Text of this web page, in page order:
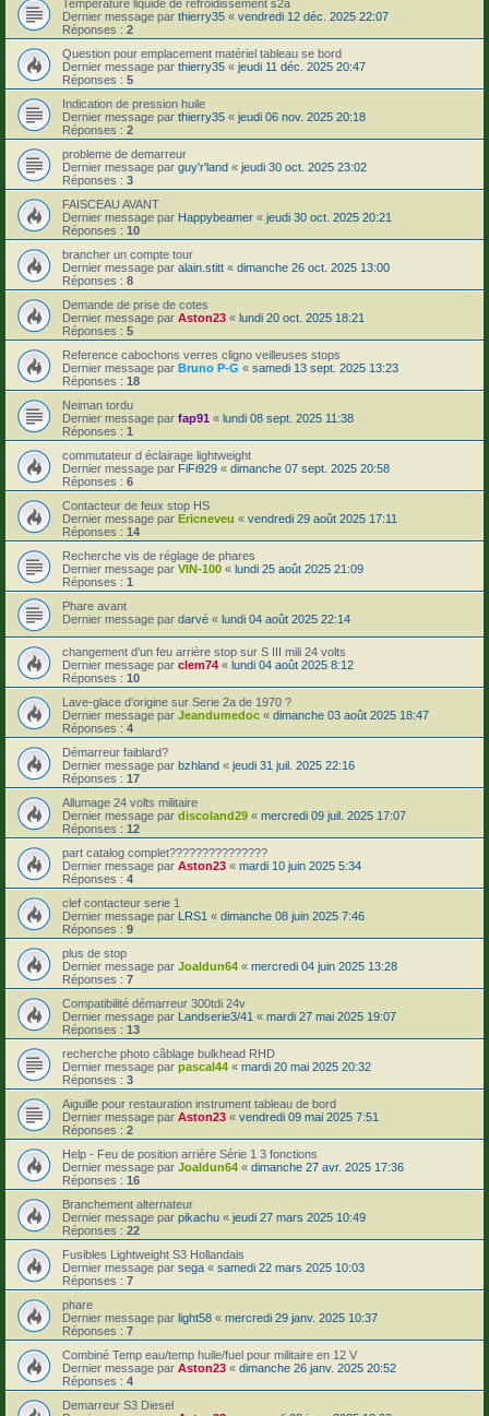
Température liquide de refroidissement s2a
Dernier message par thierry35 « vendredi 12 déc. 2025 22:07
Réponses : 2
Question pour emplacement matériel tableau se bord
Dernier message par thierry35 « jeudi 11 déc. 2025 20:47
Réponses : 5
Indication de pression huile
Dernier message par thierry35 « jeudi 06 nov. 2025 20:18
Réponses : 2
probleme de demarreur
Dernier message par guy'r'land « jeudi 30 oct. 2025 23:02
Réponses : 3
FAISCEAU AVANT
Dernier message par Happybeamer « jeudi 30 oct. 2025 20:21
Réponses : 10
brancher un compte tour
Dernier message par alain.stitt « dimanche 26 oct. 2025 13:00
Réponses : 8
Demande de prise de cotes
Dernier message par Aston23 « lundi 20 oct. 2025 18:21
Réponses : 5
Reference cabochons verres cligno veilleuses stops
Dernier message par Bruno P-G « samedi 13 sept. 2025 13:23
Réponses : 18
Neiman tordu
Dernier message par fap91 « lundi 08 sept. 2025 11:38
Réponses : 1
commutateur d éclairage lightweight
Dernier message par FiFi929 « dimanche 07 sept. 2025 20:58
Réponses : 6
Contacteur de feux stop HS
Dernier message par Ericneveu « vendredi 29 août 2025 17:11
Réponses : 14
Recherche vis de réglage de phares
Dernier message par VIN-100 « lundi 25 août 2025 21:09
Réponses : 1
Phare avant
Dernier message par darvé « lundi 04 août 2025 22:14
changement d'un feu arrière stop sur S III mili 24 volts
Dernier message par clem74 « lundi 04 août 2025 8:12
Réponses : 10
Lave-glace d’origine sur Serie 2a de 1970 ?
Dernier message par Jeandumedoc « dimanche 03 août 2025 18:47
Réponses : 4
Démarreur faiblard?
Dernier message par bzhland « jeudi 31 juil. 2025 22:16
Réponses : 17
Allumage 24 volts militaire
Dernier message par discoland29 « mercredi 09 juil. 2025 17:07
Réponses : 12
part catalog complet???????????????
Dernier message par Aston23 « mardi 10 juin 2025 5:34
Réponses : 4
clef contacteur serie 1
Dernier message par LRS1 « dimanche 08 juin 2025 7:46
Réponses : 9
plus de stop
Dernier message par Joaldun64 « mercredi 04 juin 2025 13:28
Réponses : 7
Compatibilité démarreur 300tdi 24v
Dernier message par Landserie3/41 « mardi 27 mai 2025 19:07
Réponses : 13
recherche photo câblage bulkhead RHD
Dernier message par pascal44 « mardi 20 mai 2025 20:32
Réponses : 3
Aiguille pour restauration instrument tableau de bord
Dernier message par Aston23 « vendredi 09 mai 2025 7:51
Réponses : 2
Help - Feu de position arrière Série 1 3 fonctions
Dernier message par Joaldun64 « dimanche 27 avr. 2025 17:36
Réponses : 16
Branchement alternateur
Dernier message par pikachu « jeudi 27 mars 2025 10:49
Réponses : 22
Fusibles Lightweight S3 Hollandais
Dernier message par sega « samedi 22 mars 2025 10:03
Réponses : 7
phare
Dernier message par light58 « mercredi 29 janv. 2025 10:37
Réponses : 7
Combiné Temp eau/temp huile/fuel pour militaire en 12 V
Dernier message par Aston23 « dimanche 26 janv. 2025 20:52
Réponses : 4
Demarreur S3 Diesel